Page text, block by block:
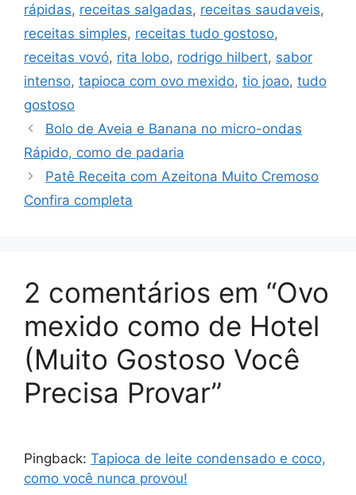
rápidas, receitas salgadas, receitas saudaveis,
receitas simples, receitas tudo gostoso,
receitas vovó, rita lobo, rodrigo hilbert, sabor
intenso, tapioca com ovo mexido, tio joao, tudo
gostoso
Bolo de Aveia e Banana no micro-ondas
Rápido, como de padaria
Patê Receita com Azeitona Muito Cremoso
Confira completa
2 comentários em “Ovo
mexido como de Hotel
(Muito Gostoso Você
Precisa Provar”
Pingback: Tapioca de leite condensado e coco,
como você nunca provou!